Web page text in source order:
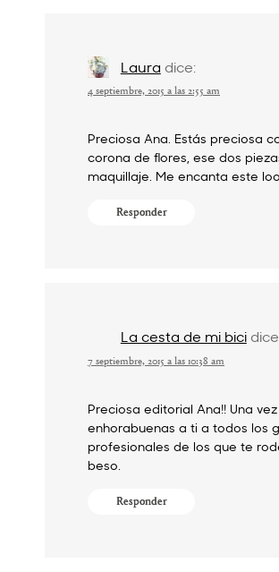
Laura dice:
4 septiembre, 2015 a las 2:55 am
Preciosa Ana. Estás preciosa
corona de flores, ese dos
maquillaje. Me encanta este
Responder
La cesta de mi bici
7 septiembre, 2015 a las 10:38 am
Preciosa editorial Ana!! Una
enhorabuenas a ti a todos los
profesionales de los que te
beso.
Responder